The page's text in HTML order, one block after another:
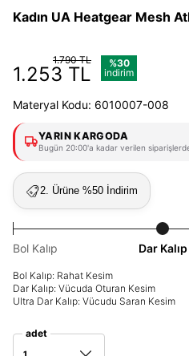
Kadın UA Heatgear Mesh
1.790 TL
1.253 TL
%30
indirim
Materyal Kodu: 6010007-008
YARIN KARGODA
Bugün 20:00'a kadar verilen
2. Ürüne %50 İndirim
Bol Kalıp Dar Kalıp
Bol Kalıp: Rahat Kesim
Dar Kalıp: Vücuda Oturan Kesim
Ultra Dar Kalıp: Vücudu Saran Kesim
adet
1
Giriş Yap
E-posta
Beni Hatırla
Giriş